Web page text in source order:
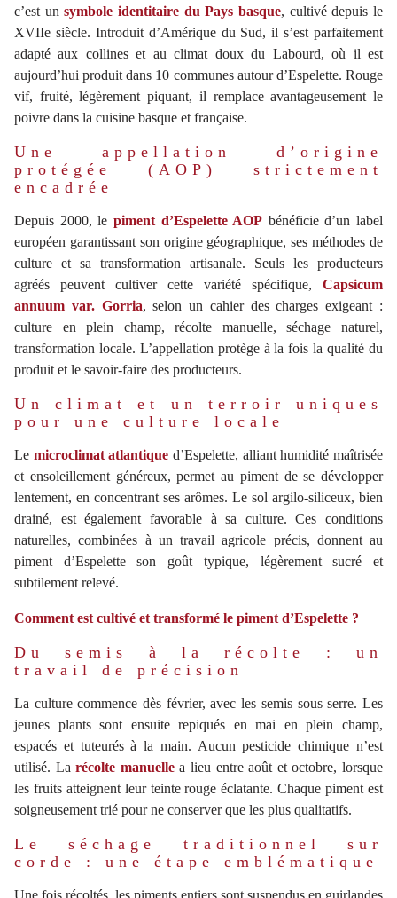
c’est unsymbole identitaire du Pays basque, cultivé depuis le
XVIIe siècle. Introduit d’Amérique du Sud, il s’est parfaitement
adapté aux collines et au climat doux du Labourd, où il est
aujourd’hui produit dans 10 communes autour d’Espelette. Rouge
vif, fruité, légèrement piquant, il remplace avantageusement le
poivre dans la cuisine basque et française.
Une appellation d’origine
protégée (AOP) strictement
encadrée
Depuis 2000, le piment d’Espelette AOP bénéficie d’un label
européen garantissant son origine géographique, ses méthodes de
culture et sa transformation artisanale. Seuls les producteurs
agréés peuvent cultiver cette variété spécifique, Capsicum
annuum var. Gorria, selon un cahier des charges exigeant :
culture en plein champ, récolte manuelle, séchage naturel,
transformation locale. L’appellation protège à la fois la qualité du
produit et le savoir-faire des producteurs.
Un climat et un terroir uniques
pour une culture locale
Le microclimat atlantique d’Espelette, alliant humidité maîtrisée
et ensoleillement généreux, permet au piment de se développer
lentement, en concentrant ses arômes. Le sol argilo-siliceux, bien
drainé, est également favorable à sa culture. Ces conditions
naturelles, combinées à un travail agricole précis, donnent au
piment d’Espelette son goût typique, légèrement sucré et
subtilement relevé.
Comment est cultivé et transformé le piment d’Espelette ?
Du semis à la récolte : un
travail de précision
La culture commence dès février, avec les semis sous serre. Les
jeunes plants sont ensuite repiqués en mai en plein champ,
espacés et tuteurés à la main. Aucun pesticide chimique n’est
utilisé. Larécolte manuellea lieu entre août et octobre, lorsque
les fruits atteignent leur teinte rouge éclatante. Chaque piment est
soigneusement trié pour ne conserver que les plus qualitatifs.
Le séchage traditionnel sur
corde : une étape emblématique
Une fois récoltés, les piments entiers sont suspendus en guirlandes